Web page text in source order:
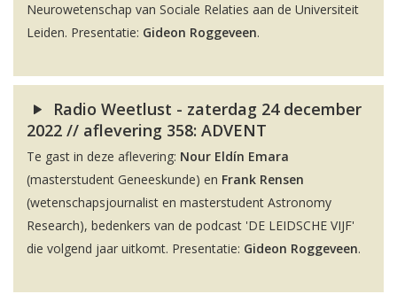
Neurowetenschap van Sociale Relaties aan de Universiteit
Leiden. Presentatie: Gideon Roggeveen.
Radio Weetlust - zaterdag 24 december
2022 // aflevering 358: ADVENT
Te gast in deze aflevering: Nour Eldín Emara
(masterstudent Geneeskunde) en Frank Rensen
(wetenschapsjournalist en masterstudent Astronomy
Research), bedenkers van de podcast 'DE LEIDSCHE VIJF'
die volgend jaar uitkomt. Presentatie: Gideon Roggeveen.